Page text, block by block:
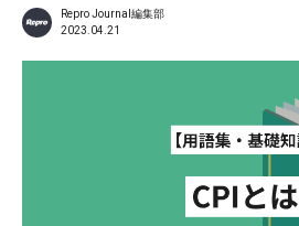
資料ダウンロード
Repro Journal編集部
2023.04.21